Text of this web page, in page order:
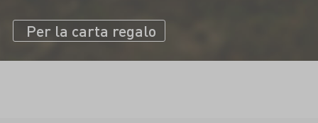
Per la carta regalo